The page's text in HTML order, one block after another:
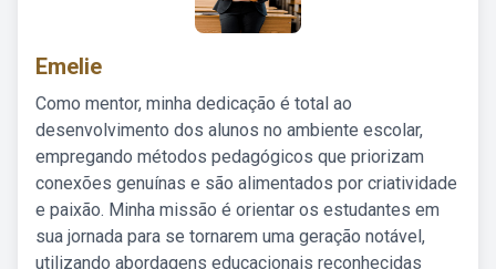
Emelie
Como mentor, minha dedicação é total ao
desenvolvimento dos alunos no ambiente escolar,
empregando métodos pedagógicos que priorizam
conexões genuínas e são alimentados por criatividade
e paixão. Minha missão é orientar os estudantes em
sua jornada para se tornarem uma geração notável,
utilizando abordagens educacionais reconhecidas